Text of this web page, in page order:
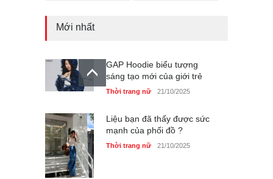
Mới nhất
GAP Hoodie biểu tượng
sáng tạo mới của giới trẻ
Thời trang nữ 21/10/2025
Liệu bạn đã thấy được sức
mạnh của phối đồ ?
Thời trang nữ 21/10/2025